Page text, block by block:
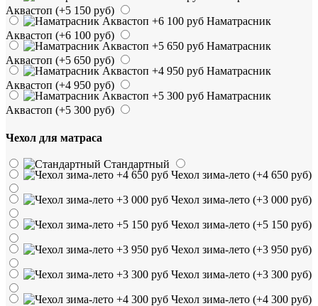
Аквастоп (+5 150 руб)
Наматрасник
Аквастоп (+6 100 руб)
Наматрасник
Аквастоп (+5 650 руб)
Наматрасник
Аквастоп (+4 950 руб)
Наматрасник
Аквастоп (+5 300 руб)
Чехол для матраса
Стандартный
Чехол зима-лето (+4 650 руб)
Чехол зима-лето (+3 000 руб)
Чехол зима-лето (+5 150 руб)
Чехол зима-лето (+3 950 руб)
Чехол зима-лето (+3 300 руб)
Чехол зима-лето (+4 300 руб)